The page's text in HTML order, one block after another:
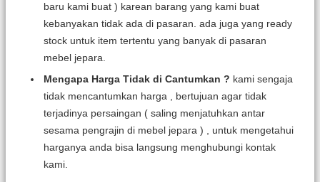
baru kami buat ) karean barang yang kami buat
kebanyakan tidak ada di pasaran. ada juga yang ready
stock untuk item tertentu yang banyak di pasaran
mebel jepara.
Mengapa Harga Tidak di Cantumkan ? kami sengaja
tidak mencantumkan harga , bertujuan agar tidak
terjadinya persaingan ( saling menjatuhkan antar
sesama pengrajin di mebel jepara ) , untuk mengetahui
harganya anda bisa langsung menghubungi kontak
kami.